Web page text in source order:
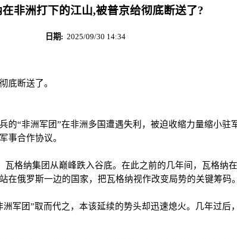
非洲打下的江山,被普京给彻底断送了?
日期: 2025/09/30 14:34
底断送了。
“非洲军团”在非洲多国遭遇失利，被迫收缩力量缩小
事合作协议。
格纳集团从巅峰跌入谷底。在此之前的几年间，瓦格纳
俄罗斯一边的国家，把瓦格纳视作改变局势的关键筹码。
军团”取而代之，本该延续的势头却迅速熄火。几年过